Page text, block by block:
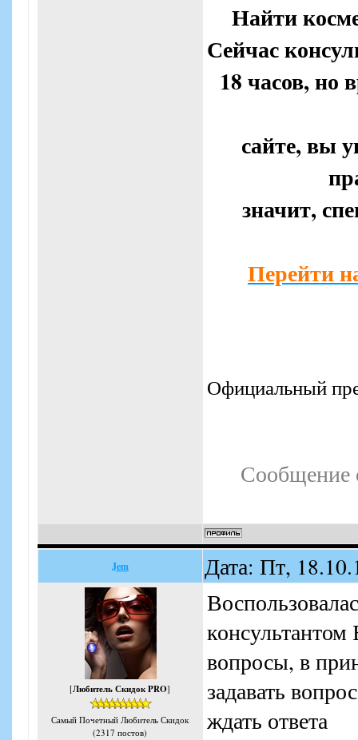
Найти
Сейчас
18 часов, но
сайте, вы
значит,
Перейти
Официальный
Сообщение
Jem Дата: Пт,
[Любитель Скидок PRO]
Самый Почетный Любитель Скидок
(2317 постов)
консультантом
вопросы, в
задавать
ждать ответа